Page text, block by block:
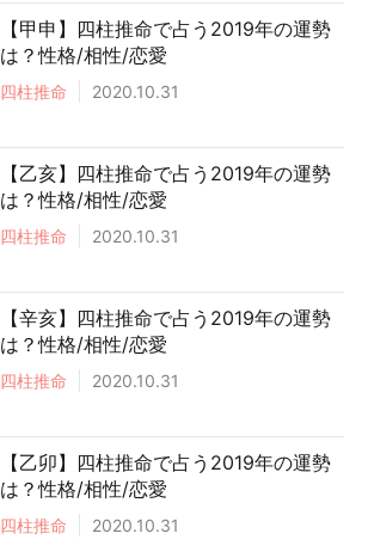
【甲申】四柱推命で占う2019年の運勢
は？性格/相性/恋愛
四柱推命 2020.10.31
【乙亥】四柱推命で占う2019年の運勢
は？性格/相性/恋愛
四柱推命 2020.10.31
【辛亥】四柱推命で占う2019年の運勢
は？性格/相性/恋愛
四柱推命 2020.10.31
【乙卯】四柱推命で占う2019年の運勢
は？性格/相性/恋愛
四柱推命 2020.10.31